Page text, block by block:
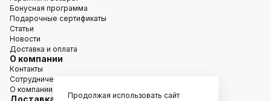
Бонусная программа
Подарочные сертификаты
Статьи
Новости
Доставка и оплата
О компании
Контакты
Сотрудничество
О компании
Доставка
Продолжая использовать сайт